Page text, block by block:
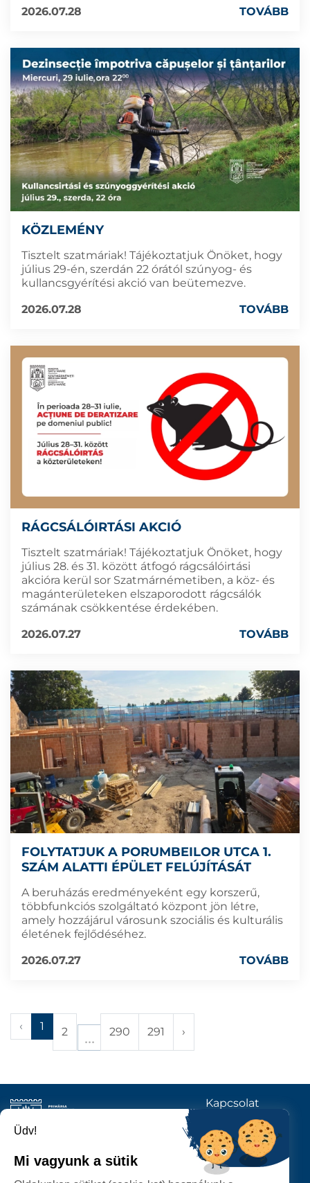
2026.07.28
TOVÁBB
KÖZLEMÉNY
Tisztelt szatmáriak! Tájékoztatjuk Önöket, hogy
július 29-én, szerdán 22 órától szúnyog- és
kullancsgyérítési akció van beütemezve.
2026.07.28
TOVÁBB
RÁGCSÁLÓIRTÁSI AKCIÓ
Tisztelt szatmáriak! Tájékoztatjuk Önöket, hogy
július 28. és 31. között átfogó rágcsálóirtási
akcióra kerül sor Szatmárnémetiben, a köz- és
magánterületeken elszaporodott rágcsálók
számának csökkentése érdekében.
2026.07.27
TOVÁBB
FOLYTATJUK A PORUMBEILOR UTCA 1.
SZÁM ALATTI ÉPÜLET FELÚJÍTÁSÁT
A beruházás eredményeként egy korszerű,
többfunkciós szolgáltató központ jön létre,
amely hozzájárul városunk szociális és kulturális
életének fejlődéséhez.
2026.07.27
TOVÁBB
‹ 1 2 290 291 ›
Kapcsolat
KÖVESSENEK
Üdv!
Mi vagyunk a sütik